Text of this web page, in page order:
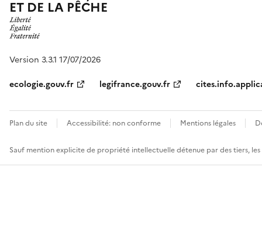
ET DE LA PÊCHE
Version 3.3.1 17/07/2026
ecologie.gouv.fr
legifrance.gouv.fr
Plan du site Accessibilité: non conforme Mentions légales
Sauf mention explicite de propriété intellectuelle détenue par des tiers,